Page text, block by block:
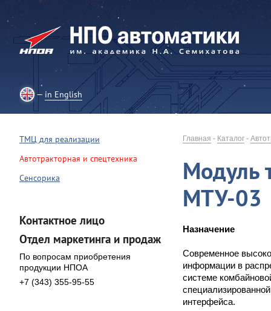
in English
Главная - Каталог -
Модуль
МТУ-03
Назначение
Современное
информации в
системе
интерфейса.
ТМЦ для реализации
Автотракторная и спецтехника
Сенсорика
Контактное лицо
Отдел маркетинга и продаж
По вопросам приобретения
продукции НПОА
+7 (343) 355-95-55